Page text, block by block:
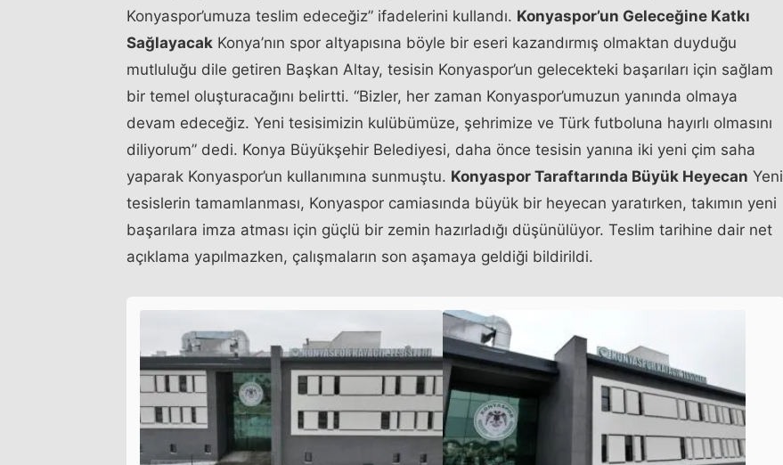
Konyaspor’umuza teslim edeceğiz” ifadelerini kullandı. Konyaspor’un Geleceğine Katkı
Sağlayacak Konya’nın spor altyapısına böyle bir eseri kazandırmış olmaktan duyduğu
mutluluğu dile getiren Başkan Altay, tesisin Konyaspor’un gelecekteki başarıları için sağlam
bir temel oluşturacağını belirtti. “Bizler, her zaman Konyaspor’umuzun yanında olmaya
devam edeceğiz. Yeni tesisimizin kulübümüze, şehrimize ve Türk futboluna hayırlı olmasını
diliyorum” dedi. Konya Büyükşehir Belediyesi, daha önce tesisin yanına iki yeni çim saha
yaparak Konyaspor’un kullanımına sunmuştu. Konyaspor Taraftarında Büyük Heyecan Yeni
tesislerin tamamlanması, Konyaspor camiasında büyük bir heyecan yaratırken, takımın yeni
başarılara imza atması için güçlü bir zemin hazırladığı düşünülüyor. Teslim tarihine dair net
açıklama yapılmazken, çalışmaların son aşamaya geldiği bildirildi.